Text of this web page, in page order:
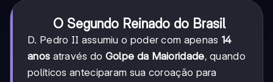
O Segundo Reinado do Brasil
D. Pedro II assumiu o poder com apenas 14
anos através do Golpe da Maioridade, quando
políticos anteciparam sua coroação para